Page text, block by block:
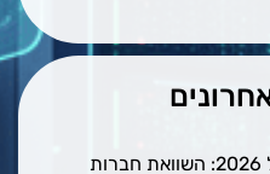
אחסון וורדפרס מומלץ בישראל 2026: השוואת חברות